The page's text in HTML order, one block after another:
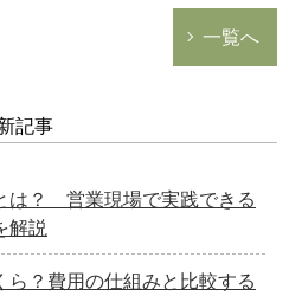
一覧へ
記事
は？ 営業現場で実践できる
解説
？費用の仕組みと比較する